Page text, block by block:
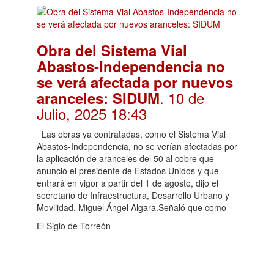
Obra del Sistema Vial
Abastos-Independencia no
se verá afectada por nuevos
aranceles: SIDUM. 10 de
Julio, 2025 18:43
Las obras ya contratadas, como el Sistema Vial
Abastos-Independencia, no se verían afectadas por
la aplicación de aranceles del 50 al cobre que
anunció el presidente de Estados Unidos y que
entrará en vigor a partir del 1 de agosto, dijo el
secretario de Infraestructura, Desarrollo Urbano y
Movilidad, Miguel Ángel Algara.Señaló que como
El Siglo de Torreón